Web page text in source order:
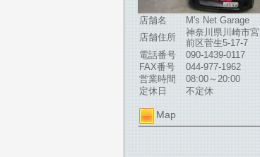
店舗名
M's Net Garage
店舗住所
神奈川県川崎市宮
前区菅生5-17-7
電話番号
090-1439-0117
FAX番号
044-977-1962
営業時間
08:00～20:00
定休日
不定休
Map